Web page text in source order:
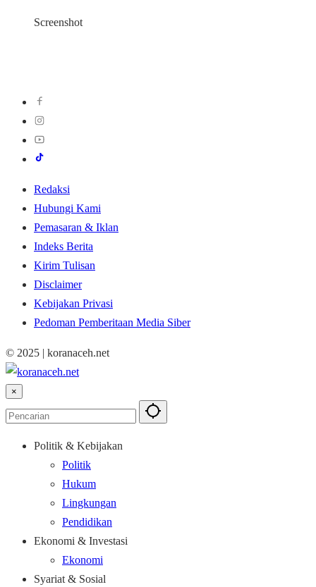
Screenshot
Redaksi
Hubungi Kami
Pemasaran & Iklan
Indeks Berita
Kirim Tulisan
Disclaimer
Kebijakan Privasi
Pedoman Pemberitaan Media Siber
© 2025 | koranaceh.net
×
Politik & Kebijakan
Politik
Hukum
Lingkungan
Pendidikan
Ekonomi & Investasi
Ekonomi
Syariat & Sosial